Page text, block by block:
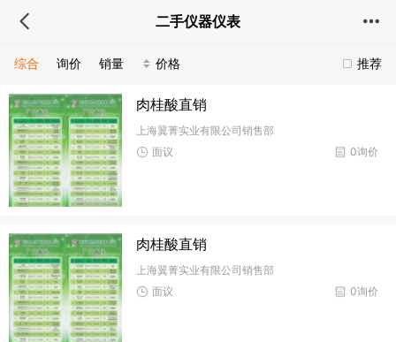
二手仪器仪表
推荐
综合 询价 销量 价格
肉桂酸直销
上海翼菁实业有限公司销售部
0询价
面议
肉桂酸直销
上海翼菁实业有限公司销售部
0询价
面议